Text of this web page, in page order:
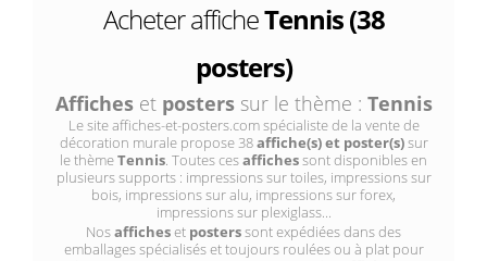
Acheter afficheTennis (38
posters)
Afficheset posterssur le thème : Tennis
Le site affiches-et-posters.com spécialiste de la vente de
décoration murale propose 38affiche(s) et poster(s)sur
le thèmeTennis. Toutes cesaffichessont disponibles en
plusieurs supports : impressions sur toiles, impressions sur
bois, impressions sur alu, impressions sur forex,
impressions sur plexiglass...
Nosafficheset posterssont expédiées dans des
emballages spécialisés et toujours roulées ou à plat pour